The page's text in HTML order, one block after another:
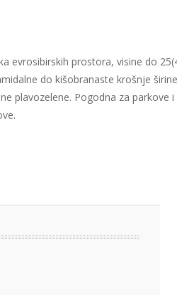
evrosibirskih prostora, visine do
do kišobranaste krošnje
plavozelene. Pogodna za parkove i